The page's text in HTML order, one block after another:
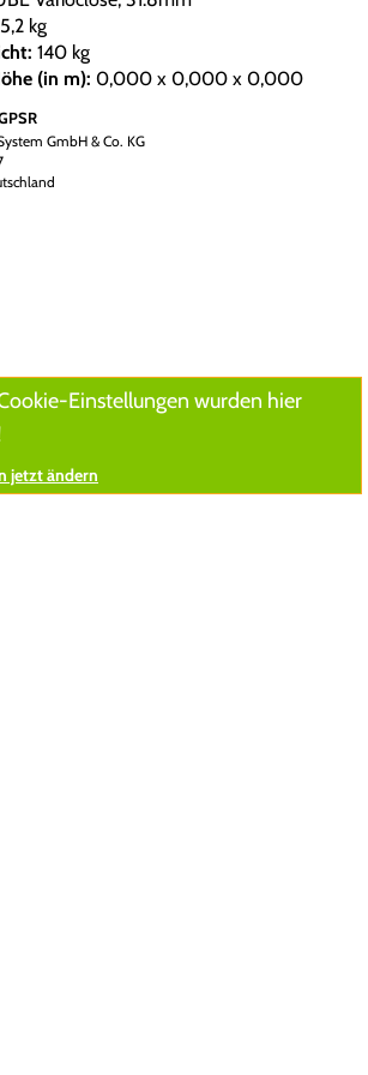
kg
140 kg
(in m): 0,000 x 0,000 x 0,000
GmbH & Co. KG
Einstellungen wurden hier
jetzt ändern